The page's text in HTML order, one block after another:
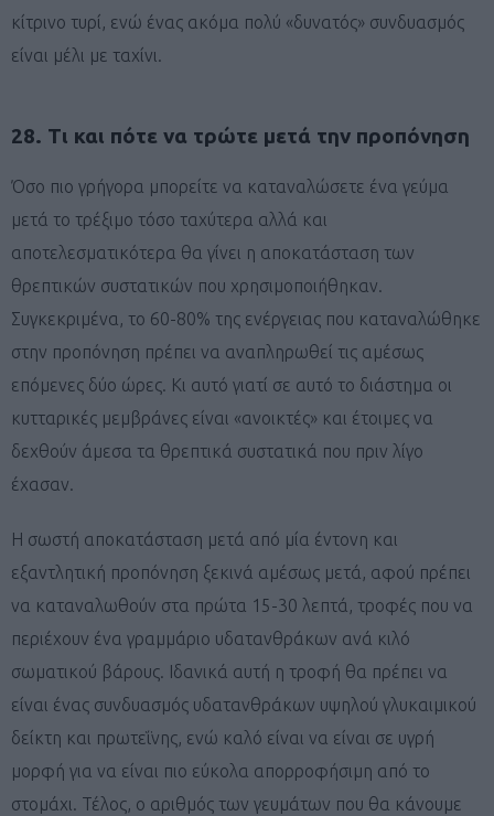
κίτρινο τυρί, ενώ ένας ακόμα πολύ «δυνατός» συνδυασμός
είναι μέλι με ταχίνι.
28. Τι και πότε να τρώτε μετά την προπόνηση
Όσο πιο γρήγορα μπορείτε να καταναλώσετε ένα γεύμα
μετά το τρέξιμο τόσο ταχύτερα αλλά και
αποτελεσματικότερα θα γίνει η αποκατάσταση των
θρεπτικών συστατικών που χρησιμοποιήθηκαν.
Συγκεκριμένα, το 60-80% της ενέργειας που καταναλώθηκε
στην προπόνηση πρέπει να αναπληρωθεί τις αμέσως
επόμενες δύο ώρες. Κι αυτό γιατί σε αυτό το διάστημα οι
κυτταρικές μεμβράνες είναι «ανοικτές» και έτοιμες να
δεχθούν άμεσα τα θρεπτικά συστατικά που πριν λίγο
έχασαν.
Η σωστή αποκατάσταση μετά από μία έντονη και
εξαντλητική προπόνηση ξεκινά αμέσως μετά, αφού πρέπει
να καταναλωθούν στα πρώτα 15-30 λεπτά, τροφές που να
περιέχουν ένα γραμμάριο υδατανθράκων ανά κιλό
σωματικού βάρους. Ιδανικά αυτή η τροφή θα πρέπει να
είναι ένας συνδυασμός υδατανθράκων υψηλού γλυκαιμικού
δείκτη και πρωτεΐνης, ενώ καλό είναι να είναι σε υγρή
μορφή για να είναι πιο εύκολα απορροφήσιμη από το
στομάχι. Τέλος, ο αριθμός των γευμάτων που θα κάνουμε